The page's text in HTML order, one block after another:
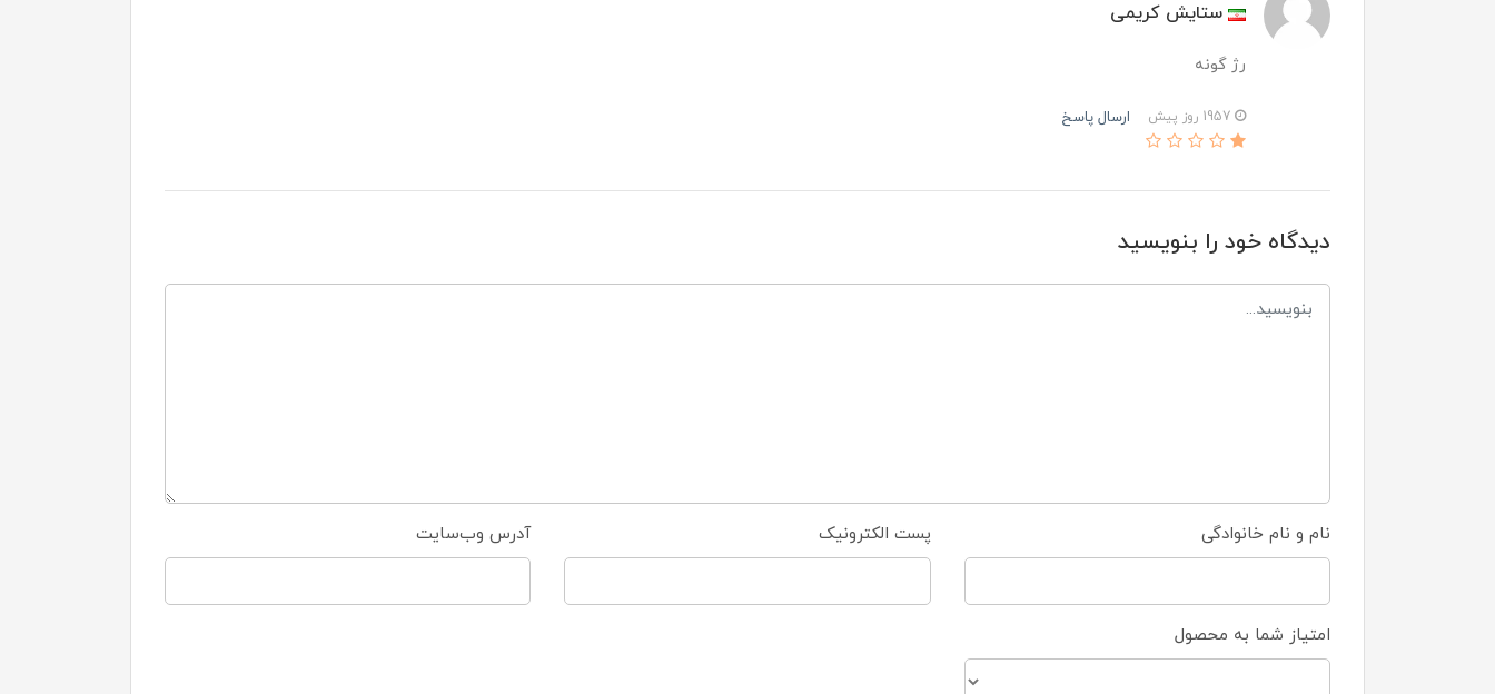
ستایش کریمی
رژ گونه
ارسال پاسخ
دیدگاه خود را بنویسید
نام و نام خانوادگی پست الکترونیک آدرس وب‌سایت
امتیاز شما به محصول